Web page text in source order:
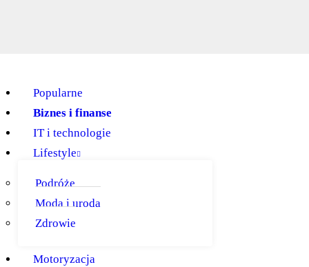
Popularne
Biznes i finanse
IT i technologie
Lifestyle
Podróże
Moda i uroda
Zdrowie
Motoryzacja